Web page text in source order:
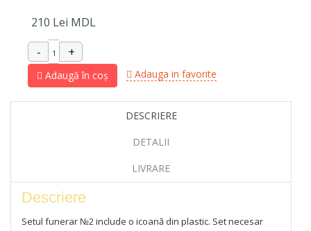
210 Lei MDL
Adaugă în coș Adauga in favorite
DESCRIERE
DETALII
LIVRARE
Descriere
Setul funerar №2 include o icoană din plastic. Set necesar